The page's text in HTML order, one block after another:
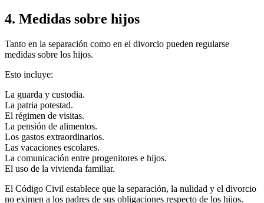
4. Medidas sobre hijos
Tanto en la separación como en el divorcio pueden regularse
medidas sobre los hijos.
Esto incluye:
La guarda y custodia.
La patria potestad.
El régimen de visitas.
La pensión de alimentos.
Los gastos extraordinarios.
Las vacaciones escolares.
La comunicación entre progenitores e hijos.
El uso de la vivienda familiar.
El Código Civil establece que la separación, la nulidad y el divorcio
no eximen a los padres de sus obligaciones respecto de los hijos.